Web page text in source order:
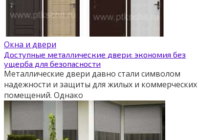
Окна и двери
Доступные металлические двери: экономия без
ущерба для безопасности
Металлические двери давно стали символом
надежности и защиты для жилых и коммерческих
помещений. Однако